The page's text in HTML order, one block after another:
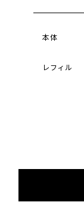
本体
レフィル